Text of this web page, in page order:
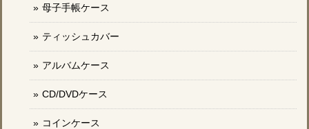
母子手帳ケース
ティッシュカバー
アルバムケース
CD/DVDケース
コインケース